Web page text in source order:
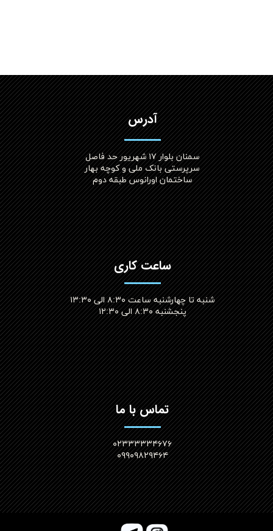
آدرس
سمنان بلوار ۱۷ شهریور حد فاصل
سرپرستی بانک ملی و کوچه بهار
ساختمان اورانوس طبقه دوم
ساعت کاری
شنبه تا چهارشنبه ساعت ۸:۳۰ الی ۱۳:۳۰
پنجشنبه ۸:۳۰ الی ۱۲:۳۰​​​​​​​
تماس با ما
۰۲۳۳۳۳۳۴۶۷۶
۰۹۹۰۹۸۲۹۴۶۴